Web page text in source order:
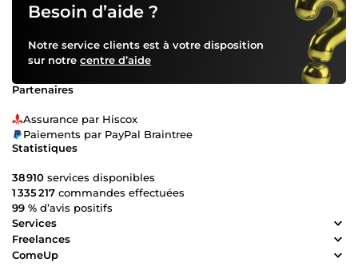
Besoin d’aide ?
Notre service clients est à votre disposition
sur notre centre d’aide
Partenaires
Assurance par Hiscox
Paiements par PayPal Braintree
Statistiques
38 910 services disponibles
1 335 217 commandes effectuées
99 % d’avis positifs
Services
Freelances
ComeUp